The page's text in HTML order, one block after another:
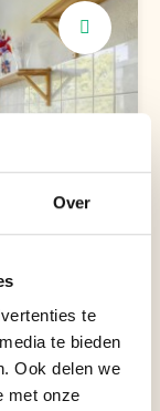
Over
te
te bieden
Ook delen we
met onze